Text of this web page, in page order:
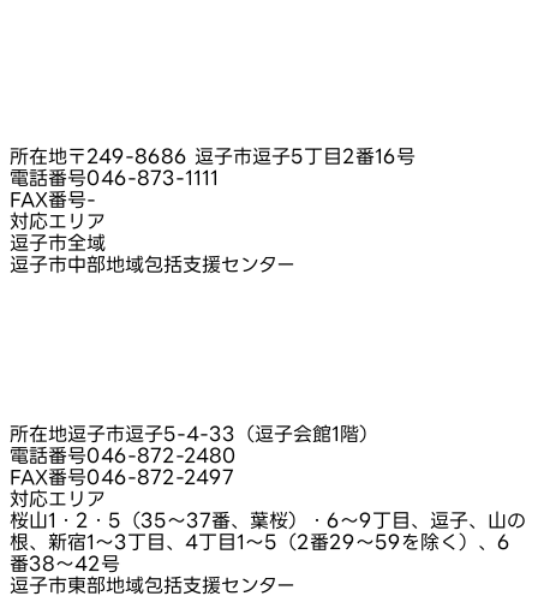
所在地〒249-8686 逗子市逗子5丁目2番16号
電話番号046-873-1111
FAX番号-
対応エリア
逗子市全域
逗子市中部地域包括支援センター
所在地逗子市逗子5-4-33（逗子会館1階）
電話番号046-872-2480
FAX番号046-872-2497
対応エリア
桜山1・2・5（35～37番、葉桜）・6～9丁目、逗子、山の
根、新宿1～3丁目、4丁目1～5（2番29～59を除く）、6
番38～42号
逗子市東部地域包括支援センター